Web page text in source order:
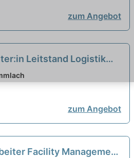
zum Angebot
Leitstand Logistik
zum Angebot
Facility Management